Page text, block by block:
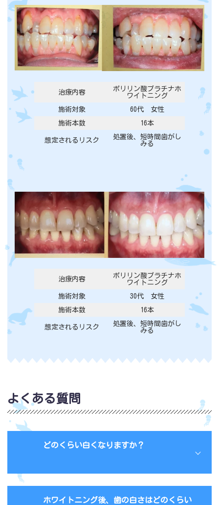
治療内容
ポリリン酸プラチナホ
ワイトニング
施術対象
60代 女性
施術本数
16本
想定されるリスク
処置後、短時間歯がし
みる
治療内容
ポリリン酸プラチナホ
ワイトニング
施術対象
30代 女性
施術本数
16本
想定されるリスク
処置後、短時間歯がし
みる
よくある質問
どのくらい白くなりますか？
変色の原因・程度・歯の質により個人差がありま
すが、元の歯の色合いから徐々に変化し、白くな
ホワイトニング後、歯の白さはどのくらい